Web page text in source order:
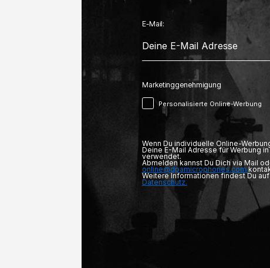
E-Mail:
Marketinggenehmigung
Personalisierte Online-Werbung
Wenn Du individuelle Online-
Deine E-Mail Adresse für Werbung
verwendet.
Abmelden kannst Du Dich via Mail
online@dpamicrophones.com
Weitere Informationen findest Du
Datenschutz.